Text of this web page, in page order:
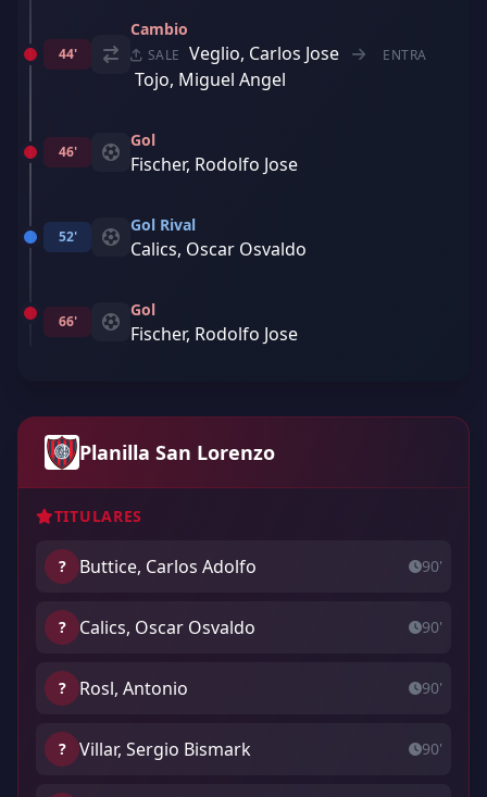
44'
Cambio
SALE Veglio, Carlos Jose ENTRA
Tojo, Miguel Angel
46'
Gol
Fischer, Rodolfo Jose
52'
Gol Rival
Calics, Oscar Osvaldo
66'
Gol
Fischer, Rodolfo Jose
Planilla San Lorenzo
TITULARES
? Buttice, Carlos Adolfo 90'
? Calics, Oscar Osvaldo 90'
? Rosl, Antonio 90'
? Villar, Sergio Bismark 90'